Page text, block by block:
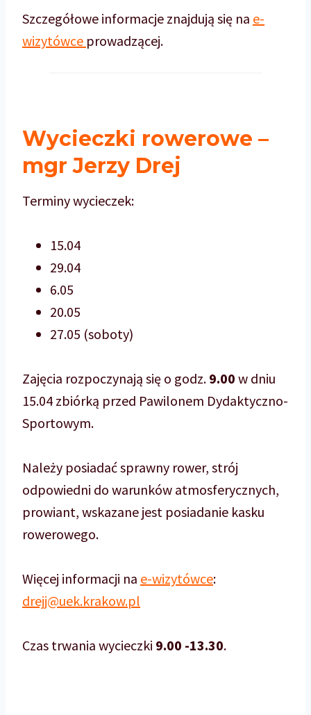
Szczegółowe informacje znajdują się na e-
wizytówce prowadzącej.
Wycieczki rowerowe –
mgr Jerzy Drej
Terminy wycieczek:
15.04
29.04
6.05
20.05
27.05 (soboty)
Zajęcia rozpoczynają się o godz. 9.00 w dniu
15.04 zbiórką przed Pawilonem Dydaktyczno-
Sportowym.
Należy posiadać sprawny rower, strój
odpowiedni do warunków atmosferycznych,
prowiant, wskazane jest posiadanie kasku
rowerowego.
Więcej informacji na e-wizytówce:
drejj@uek.krakow.pl
Czas trwania wycieczki 9.00 -13.30.